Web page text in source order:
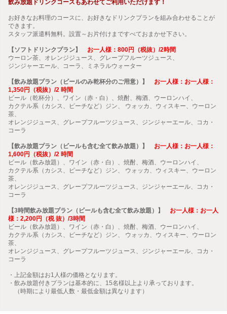
飲み放題ドリンクコースもあわせてご利用いただけます！
お好きなお料理のコースに、お好きなドリンクプランを組み合わせることが
できます。
スタッフ派遣料無料。設置～お片付けまですべておまかせ下さい。
【ソフトドリンクプラン】 お一人様：800円（税抜）/2時間
ウーロン茶、オレンジジュース、グレープフルーツジュース、
ジンジャーエール、コーラ、ミネラルウォーター
【飲み放題プラン（ビールのみ乾杯分のご用意）】 お一人様：お一人様：
1,350円（税抜）/2 時間
ビール（乾杯分）、ワイン（赤・白）、焼酎、梅酒、ウーロンハイ、
カクテル系（カシス、ピーチなど）ジン、 ウォッカ、ウィスキー、ウーロン
茶、
オレンジジュース、グレープフルーツジュース、ジンジャーエール、コカ・
コーラ
【飲み放題プラン（ビールも含む全て飲み放題）】 お一人様：お一人様：
1,600円（税抜）/2 時間
ビール（飲み放題）、ワイン（赤・白）、焼酎、梅酒、ウーロンハイ、
カクテル系（カシス、ピーチなど）ジン、 ウォッカ、ウィスキー、ウーロン
茶、
オレンジジュース、グレープフルーツジュース、ジンジャーエール、コカ・
コーラ
【3時間飲み放題プラン（ビールも含む全て飲み放題）】 お一人様：お一人
様：2,200円（税 抜）/3時間
ビール（飲み放題）、ワイン（赤・白）、焼酎、梅酒、ウーロンハイ、
カクテル系（カシス、ピーチなど）ジン、 ウォッカ、ウィスキー、ウーロン
茶、
オレンジジュース、グレープフルーツジュース、ジンジャーエール、コカ・
コーラ
・上記金額はお1人様の価格となります。
・飲み放題付きプランは基本的に、15名様以上より承っております。
（時期により最低人数・最低金額は異なります）